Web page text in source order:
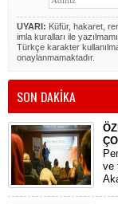
UYARI: Küfür, hakaret,
imla kuralları ile
Türkçe karakter
onaylanmamaktadır.
SON DAKİKA
ve